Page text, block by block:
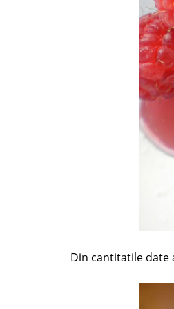
Din cantitatile